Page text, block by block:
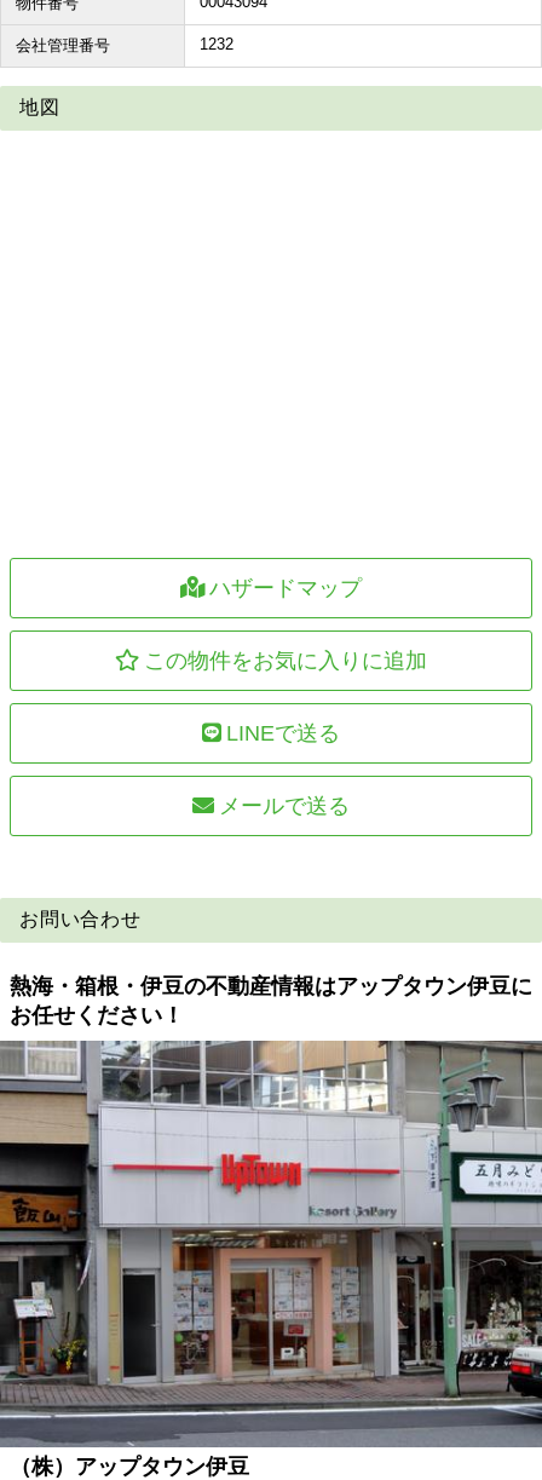
会社管理番号 1232
地図
ハザードマップ
この物件をお気に入りに追加
LINEで送る
メールで送る
お問い合わせ
熱海・箱根・伊豆の不動産情報はアップタウン伊豆に
お任せください！
（株）アップタウン伊豆